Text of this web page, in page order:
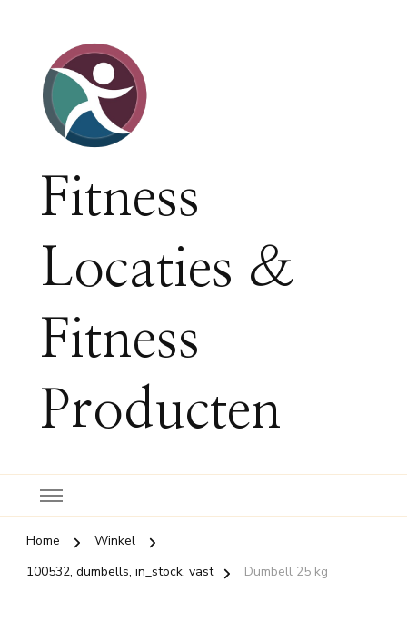
Fitness
Locaties &
Fitness
Producten
Home
Winkel
100532, dumbells, in_stock, vast
Dumbell 25 kg